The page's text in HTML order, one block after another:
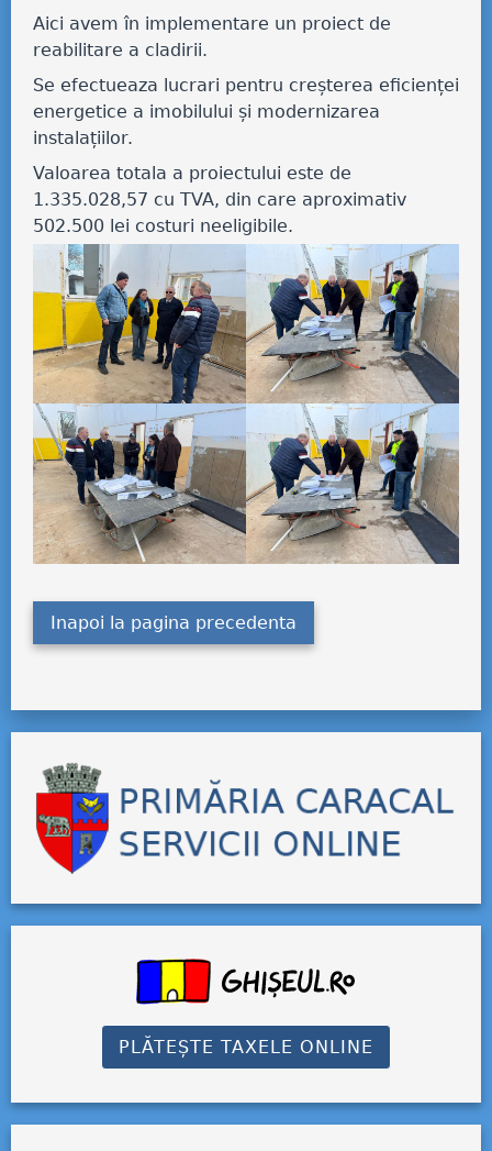
Aici avem în implementare un proiect de
reabilitare a cladirii.
Se efectueaza lucrari pentru creșterea eficienței
energetice a imobilului și modernizarea
instalațiilor.
Valoarea totala a proiectului este de
1.335.028,57 cu TVA, din care aproximativ
502.500 lei costuri neeligibile.
Inapoi la pagina precedenta
PLĂTEȘTE TAXELE ONLINE